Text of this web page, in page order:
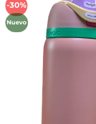
-30%
Nuevo